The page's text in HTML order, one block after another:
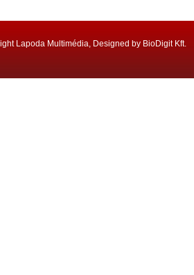
Lapoda Multimédia, Designed by BioDigit Kft.